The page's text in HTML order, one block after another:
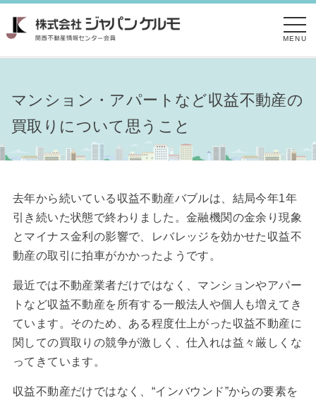
MENU
マンション・アパートなど収益不動産の
買取りについて思うこと
去年から続いている収益不動産バブルは、結局今年1年
引き続いた状態で終わりました。金融機関の金余り現象
とマイナス金利の影響で、レバレッジを効かせた収益不
動産の取引に拍車がかかったようです。
最近では不動産業者だけではなく、マンションやアパー
トなど収益不動産を所有する一般法人や個人も増えてき
ています。そのため、ある程度仕上がった収益不動産に
関しての買取りの競争が激しく、仕入れは益々厳しくな
ってきています。
収益不動産だけではなく、“インバウンド”からの要素を